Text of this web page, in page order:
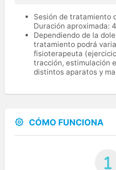
Sesión de tratamiento
Duración aproximada:
Dependiendo de la
tratamiento podrá
fisioterapeuta
tracción, estimulación
distintos aparatos y
CÓMO FUNCIONA